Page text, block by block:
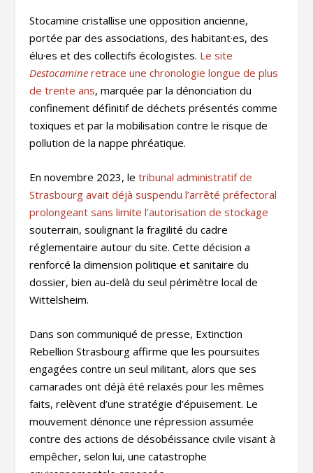
Stocamine cristallise une opposition ancienne,
portée par des associations, des habitant·es, des
élu·es et des collectifs écologistes. Le site
Destocamine retrace une chronologie longue de plus
de trente ans, marquée par la dénonciation du
confinement définitif de déchets présentés comme
toxiques et par la mobilisation contre le risque de
pollution de la nappe phréatique.
En novembre 2023, letribunal administratif de
Strasbourg avait déjà suspendu l’arrêté préfectoral
prolongeant sans limite l’autorisation de stockage
souterrain, soulignant la fragilité du cadre
réglementaire autour du site. Cette décision a
renforcé la dimension politique et sanitaire du
dossier, bien au-delà du seul périmètre local de
Wittelsheim.
Dans son communiqué de presse, Extinction
Rebellion Strasbourg affirme que les poursuites
engagées contre un seul militant, alors que ses
camarades ont déjà été relaxés pour les mêmes
faits, relèvent d’une stratégie d’épuisement. Le
mouvement dénonce une répression assumée
contre des actions de désobéissance civile visant à
empêcher, selon lui, une catastrophe